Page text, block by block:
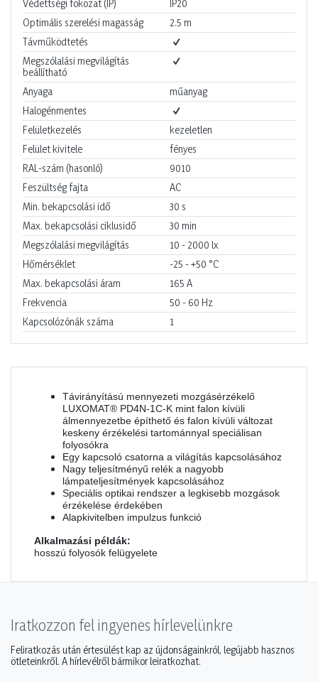
Védettségi fokozat (IP)
IP20
Optimális szerelési magasság
2.5 m
Távműködtetés
Megszólalási megvilágítás
beállítható
Anyaga
műanyag
Halogénmentes
Felületkezelés
kezeletlen
Felület kivitele
fényes
RAL-szám (hasonló)
9010
Feszültség fajta
AC
Min. bekapcsolási idő
30 s
Max. bekapcsolási ciklusidő
30 min
Megszólalási megvilágítás
10 - 2000 lx
Hőmérséklet
-25 - +50 °C
Max. bekapcsolási áram
165 A
Frekvencia
50 - 60 Hz
Kapcsolózónák száma
1
Távirányítású mennyezeti mozgásérzékelő
LUXOMAT® PD4N-1C-K mint falon kívüli
álmennyezetbe építhető és falon kívüli változat
keskeny érzékelési tartománnyal speciálisan
folyosókra
Egy kapcsoló csatorna a világítás kapcsolásához
Nagy teljesítményű relék a nagyobb
lámpateljesítmények kapcsolásához
Speciális optikai rendszer a legkisebb mozgások
érzékelése érdekében
Alapkivitelben impulzus funkció
Alkalmazási példák:
hosszú folyosók felügyelete
Iratkozzon fel ingyenes hírlevelünkre
Feliratkozás után értesülést kap az újdonságainkról, legújabb hasznos
ötleteinkről. A hírlevélről bármikor leiratkozhat.